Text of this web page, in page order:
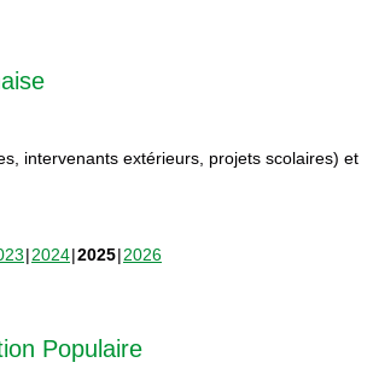
intervenants extérieurs, projets scolaires) et
2024 2025 2026
Populaire